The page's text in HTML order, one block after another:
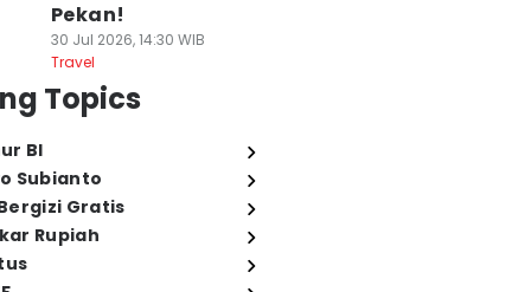
Pekan!
30 Jul 2026, 14:30 WIB
Travel
Topics
BI
Subianto
Gratis
Rupiah